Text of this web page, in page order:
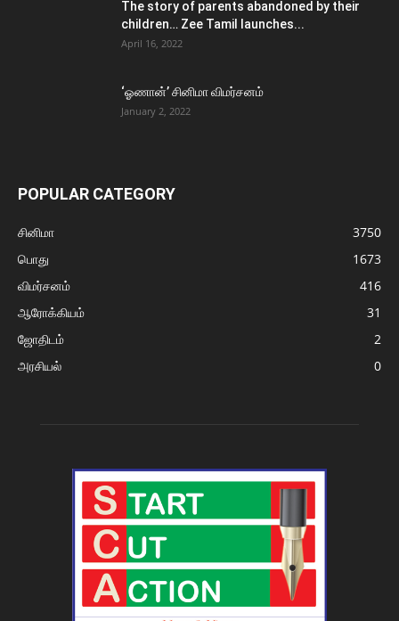
The story of parents abandoned by their
children… Zee Tamil launches...
April 16, 2022
‘ஓணான்’ சினிமா விமர்சனம்
January 2, 2022
POPULAR CATEGORY
சினிமா
3750
பொது
1673
விமர்சனம்
416
ஆரோக்கியம்
31
ஜோதிடம்
2
அரசியல்
0